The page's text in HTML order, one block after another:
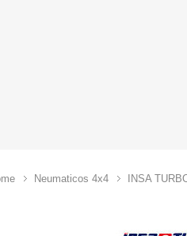
Neumaticos 4x4 INSA